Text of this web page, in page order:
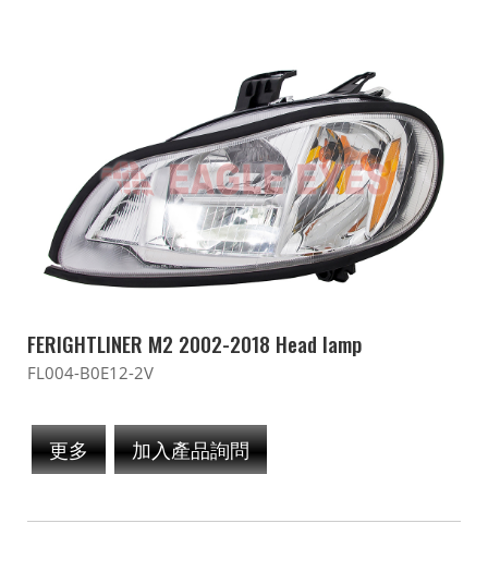
FERIGHTLINER M2 2002-2018 Head lamp
FL004-B0E12-2V
更多 加入產品詢問